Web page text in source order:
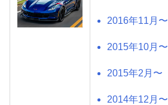
2016年11月〜
2015年10月〜
2015年2月〜
2014年12月〜